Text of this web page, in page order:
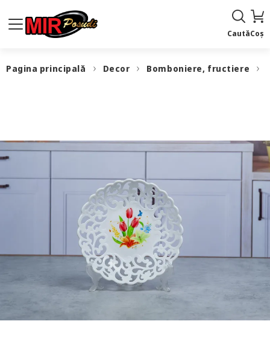
CautăCoș
Pagina principală Decor Bomboniere, fructiere